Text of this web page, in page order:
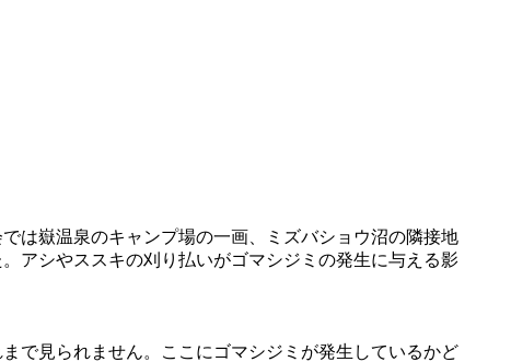
は嶽温泉のキャンプ場の一画、ミズバショウ沼の隣接地
アシやススキの刈り払いがゴマシジミの発生に与える影
で見られません。ここにゴマシジミが発生しているかど